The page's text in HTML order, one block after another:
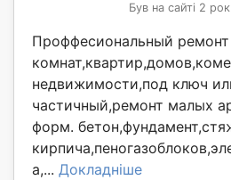
Був на сайті 2
Проффесиональный ремонт
недвижимости,под ключ
частичный,ремонт малых
форм.
а,... Докладніше